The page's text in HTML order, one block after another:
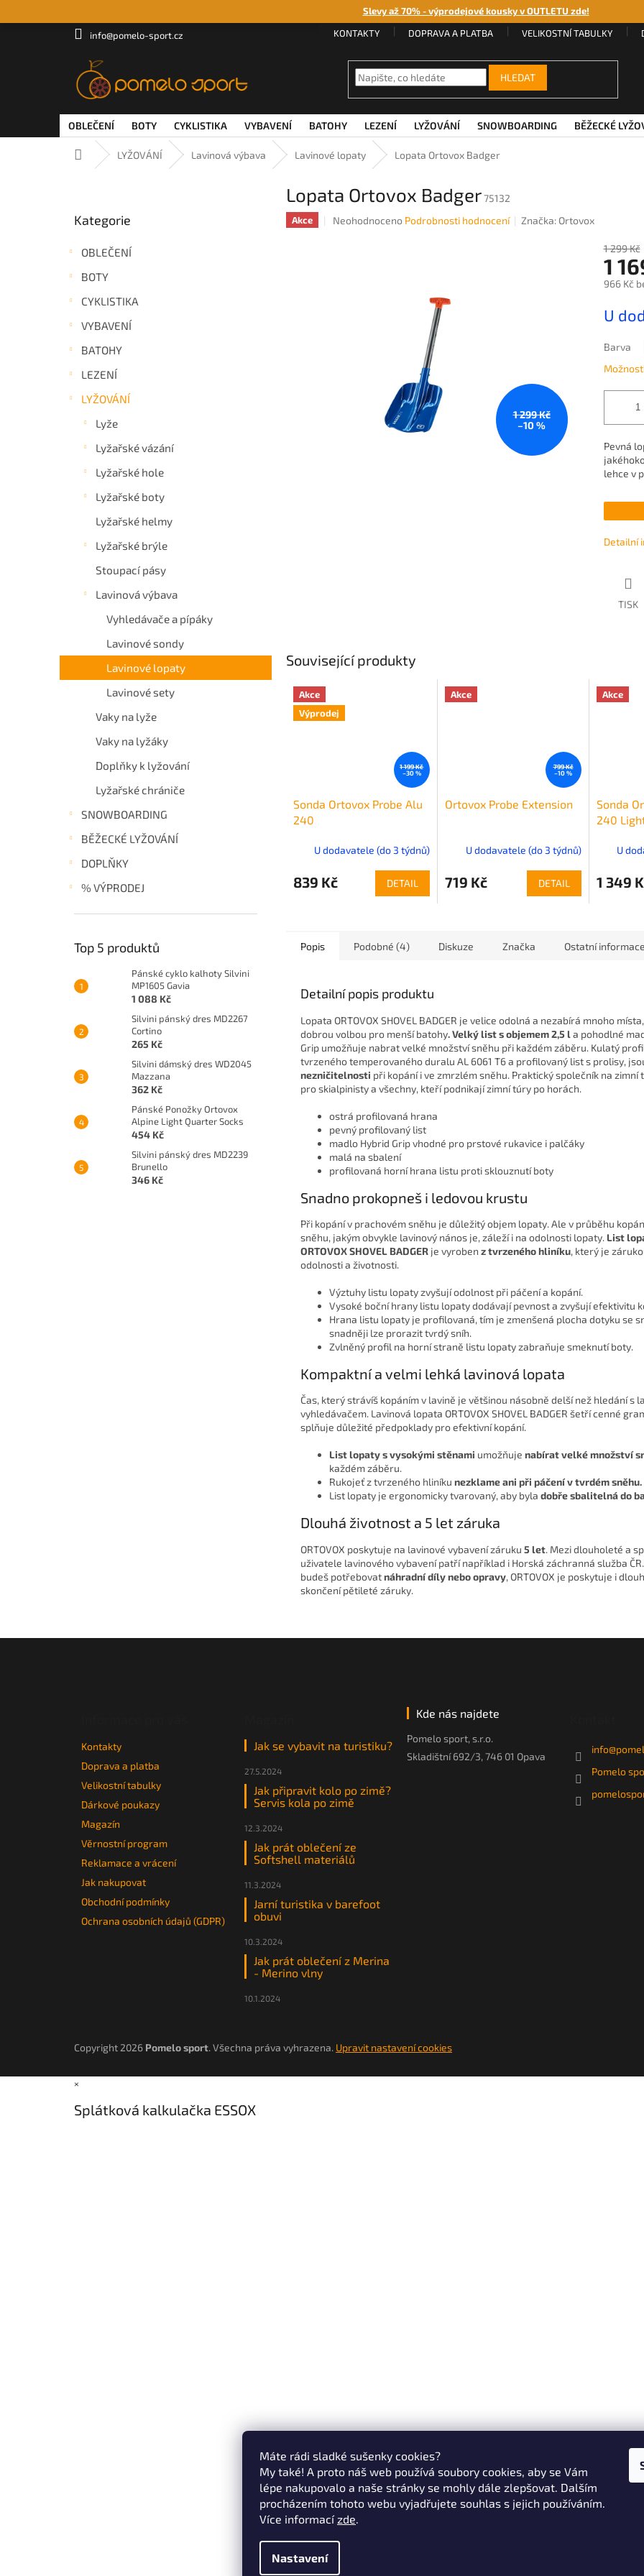
Máte rádi sladké sušenky cookies?
My také! A proto náš web používá soubory cookies, aby se Vám
lépe nakupovalo a naše stránky se mohly dále zlepšovat. Dalším
procházením tohoto webu vyjadřujete souhlas s jejich používáním.
Více informacízde.
Nastavení
Slevy až 70% - výprodejové kousky v OUTLETU zde!
info@pomelo-sport.cz KONTAKTY DOPRAVA A PLATBA VELIKOSTNÍ TABULKY
HLEDAT
OBLEČENÍ BOTY CYKLISTIKA VYBAVENÍ BATOHY LEZENÍ LYŽOVÁNÍ SNOWBOARDING BĚŽECKÉ
Domů LYŽOVÁNÍ Lavinová výbava Lavinové lopaty Lopata Ortovox Badger
kategorie
Kategorie
OBLEČENÍ
BOTY
CYKLISTIKA
VYBAVENÍ
BATOHY
LEZENÍ
LYŽOVÁNÍ
Lyže
Lyžařské vázání
Lyžařské hole
Lyžařské boty
Lyžařské helmy
Lyžařské brýle
Stoupací pásy
Lavinová výbava
Vyhledávače a pípáky
Lavinové sondy
Lavinové lopaty
Lavinové sety
Vaky na lyže
Vaky na lyžáky
Doplňky k lyžování
Lyžařské chrániče
SNOWBOARDING
BĚŽECKÉ LYŽOVÁNÍ
DOPLŇKY
% VÝPRODEJ
Top 5 produktů
Pánské cyklo kalhoty Silvini
MP1605 Gavia
1 088 Kč
Silvini pánský dres MD2267
Cortino
265 Kč
Silvini dámský dres WD2045
Mazzana
362 Kč
Pánské Ponožky Ortovox
Alpine Light Quarter Socks
454 Kč
Silvini pánský dres MD2239
Brunello
346 Kč
Lopata Ortovox Badger75132
Akce
Průměrné
Neohodnoceno Podrobnosti hodnocení Značka: Ortovox
1 299 Kč
–10 %
1 299 Kč
1
966 Kč
cena:
U
Barva
Pevná
lehce v
Detailní
TISK
Související produkty
Akce
Výprodej
1 199 Kč
–30 %
Sonda Ortovox Probe Alu
240
U dodavatele (do 3 týdnů)
839 Kč DETAIL
Akce
799 Kč
–10 %
Ortovox Probe Extension
U dodavatele (do 3 týdnů)
719 Kč DETAIL
Akce
Sonda
240
U
1 349
Popis Podobné (4) Diskuze Značka Ostatní informace
Detailní popis produktu
Lopata ORTOVOX SHOVEL BADGER je velice odolná a nezabírá mnoho
dobrou volbou pro menší batohy.Velký list s objemem 2,5 la pohodlné
Grip umožňuje nabrat velké množství sněhu při každém záběru. Kulatý
tvrzeného temperovaného duralu AL 6061 T6 a profilovaný list s prolisy,
nezničitelnosti při kopání i ve zmrzlém sněhu. Praktický společník na zimní
pro skialpinisty a všechny, kteří podnikají zimní túry po horách.
ostrá profilovaná hrana
pevný profilovaný list
madlo Hybrid Grip vhodné pro prstové rukavice i palčáky
malá na sbalení
profilovaná horní hrana listu proti sklouznutí boty
Snadno prokopneš i ledovou krustu
Při kopání v prachovém sněhu je důležitý objem lopaty. Ale v průběhu
sněhu, jakým obvykle lavinový nános je, záleží i na odolnosti lopaty. List
ORTOVOX SHOVEL BADGER je vyroben z tvrzeného hliníku, který je
odolnosti a životnosti.
Výztuhy listu lopaty zvyšují odolnost při páčení a kopání.
Vysoké boční hrany listu lopaty dodávají pevnost a zvyšují efektivitu
Hrana listu lopaty je profilovaná, tím je zmenšená plocha dotyku se
snadněji lze prorazit tvrdý sníh.
Zvlněný profil na horní straně listu lopaty zabraňuje smeknutí boty.
Kompaktní a velmi lehká lavinová lopata
Čas, který strávíš kopáním v lavině je většinou násobně delší než hledání s
vyhledávačem. Lavinová lopata ORTOVOX SHOVEL BADGER šetří cenné
splňuje důležité předpoklady pro efektivní kopání.
List lopaty s vysokými stěnami umožňuje nabírat velké množství
každém záběru.
Rukojeť z tvrzeného hliníku nezklame ani při páčení v tvrdém sněhu.
List lopaty je ergonomicky tvarovaný, aby byla dobře sbalitelná do
Dlouhá životnost a 5 let záruka
ORTOVOX poskytuje na lavinové vybavení záruku 5 let. Mezi dlouholeté a
uživatele lavinového vybavení patří například i Horská záchranná služba
budeš potřebovatnáhradní díly nebo opravy, ORTOVOX je poskytuje i
skončení pětileté záruky.
Kontakty
Doprava a platba
Velikostní tabulky
Dárkové poukazy
Magazín
Věrnostní program
Reklamace a vrácení
Jak nakupovat
Obchodní podmínky
Ochrana osobních údajů (GDPR)
Jak se vybavit na turistiku?
27.5.2024
Jak připravit kolo po zimě?
Servis kola po zimě
12.3.2024
Jak prát oblečení ze
Softshell materiálů
11.3.2024
Jarní turistika v barefoot
obuvi
10.3.2024
Jak prát oblečení z Merina
- Merino vlny
10.1.2024
Kde nás najdete
Pomelo sport, s.r.o.
Skladištní 692/3, 746 01 Opava
info@
Pomelo
Copyright 2026 Pomelo sport. Všechna práva vyhrazena. Upravit nastavení cookies
×
Splátková kalkulačka ESSOX